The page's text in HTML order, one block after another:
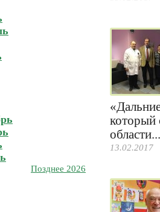
Позднее 2026
который
области...
13.02.2017